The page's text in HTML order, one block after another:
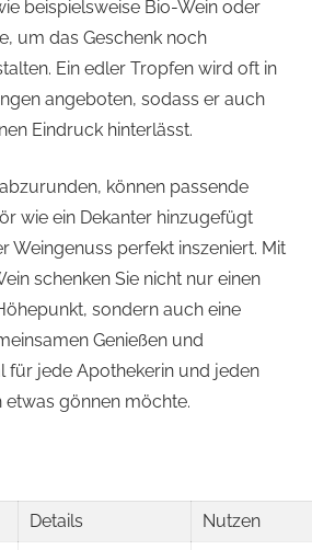
beispielsweise Bio-Wein oder
um das Geschenk noch
Ein edler Tropfen wird oft in
angeboten, sodass er auch
Eindruck hinterlässt.
können passende
wie ein Dekanter hinzugefügt
Weingenuss perfekt inszeniert. Mit
schenken Sie nicht nur einen
sondern auch eine
Genießen und
für jede Apothekerin und jeden
etwas gönnen möchte.
Details Nutzen